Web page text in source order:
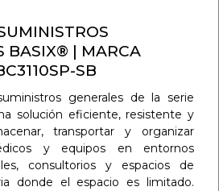
BASIX® | MARCA
SB
generales de la serie
solución eficiente, resistente y
transportar y organizar
y equipos en entornos
consultorios y espacios de
donde el espacio es limitado.